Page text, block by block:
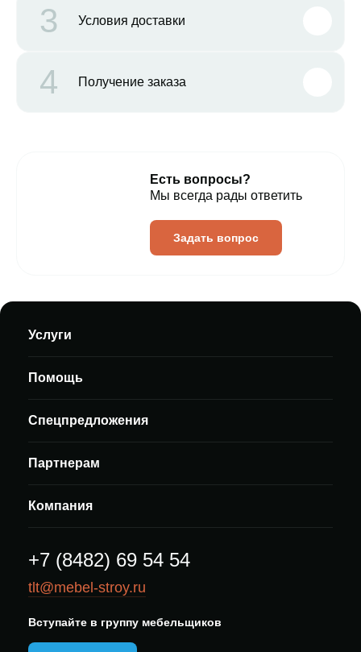
3 Условия доставки
4 Получение заказа
Есть вопросы?
Мы всегда рады ответить
Задать вопрос
Услуги
Помощь
Спецпредложения
Партнерам
Компания
+7 (8482) 69 54 54
tlt@mebel-stroy.ru
Вступайте в группу мебельщиков